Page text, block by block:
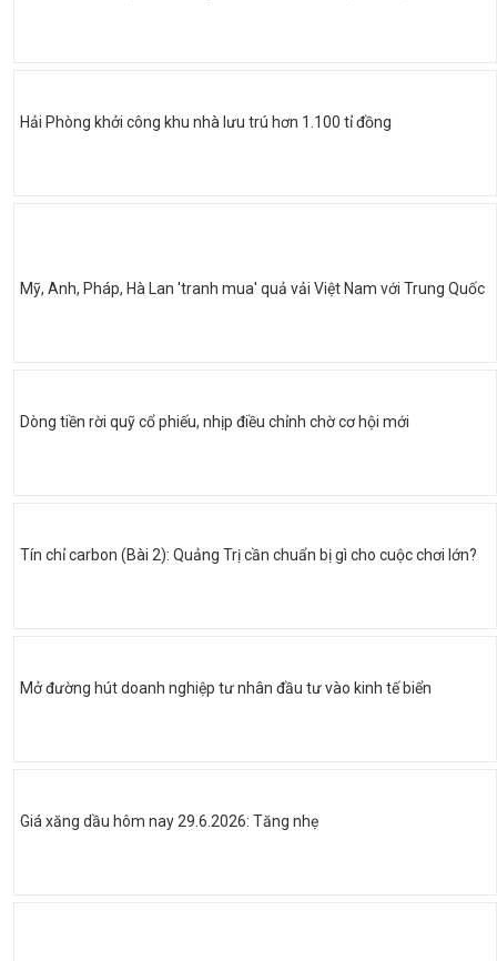
Hải Phòng khởi công khu nhà lưu trú hơn 1.100 tỉ đồng
Mỹ, Anh, Pháp, Hà Lan 'tranh mua' quả vải Việt Nam với Trung Quốc
Dòng tiền rời quỹ cổ phiếu, nhịp điều chỉnh chờ cơ hội mới
Tín chỉ carbon (Bài 2): Quảng Trị cần chuẩn bị gì cho cuộc chơi lớn?
Mở đường hút doanh nghiệp tư nhân đầu tư vào kinh tế biển
Giá xăng dầu hôm nay 29.6.2026: Tăng nhẹ